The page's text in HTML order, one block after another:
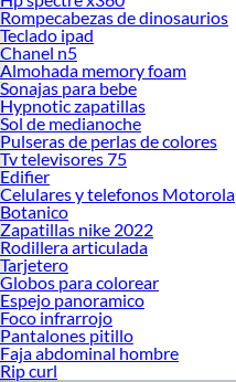
Rompecabezas de dinosaurios
Teclado ipad
Chanel n5
Almohada memory foam
Sonajas para bebe
Hypnotic zapatillas
Sol de medianoche
Pulseras de perlas de colores
Tv televisores 75
Edifier
Celulares y telefonos Motorola
Botanico
Zapatillas nike 2022
Rodillera articulada
Tarjetero
Globos para colorear
Espejo panoramico
Foco infrarrojo
Pantalones pitillo
Faja abdominal hombre
Rip curl